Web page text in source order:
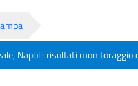
Napoli: risultati monitoraggio